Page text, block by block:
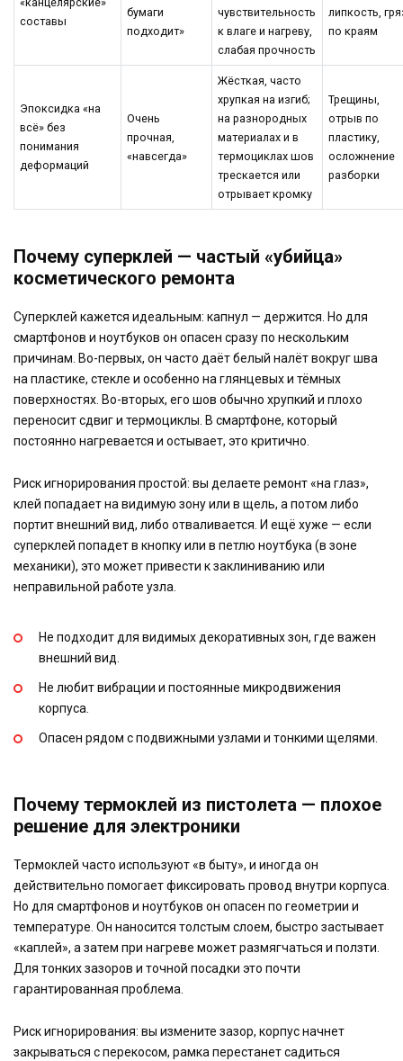
составы
бумаги
подходит»
чувствительность
к влаге и нагреву,
слабая прочность
липкость,
по краям
Эпоксидка «на
всё» без
понимания
деформаций
Очень
прочная,
«навсегда»
Жёсткая, часто
хрупкая на изгиб;
на разнородных
материалах и в
термоциклах шов
трескается или
отрывает кромку
Трещины,
отрыв по
пластику,
осложнение
разборки
Почему суперклей — частый «убийца»
косметического ремонта
Суперклей кажется идеальным: капнул — держится. Но для
смартфонов и ноутбуков он опасен сразу по нескольким
причинам. Во-первых, он часто даёт белый налёт вокруг шва
на пластике, стекле и особенно на глянцевых и тёмных
поверхностях. Во-вторых, его шов обычно хрупкий и плохо
переносит сдвиг и термоциклы. В смартфоне, который
постоянно нагревается и остывает, это критично.
Риск игнорирования простой: вы делаете ремонт «на глаз»,
клей попадает на видимую зону или в щель, а потом либо
портит внешний вид, либо отваливается. И ещё хуже — если
суперклей попадет в кнопку или в петлю ноутбука (в зоне
механики), это может привести к заклиниванию или
неправильной работе узла.
Не подходит для видимых декоративных зон, где важен
внешний вид.
Не любит вибрации и постоянные микродвижения
корпуса.
Опасен рядом с подвижными узлами и тонкими щелями.
Почему термоклей из пистолета — плохое
решение для электроники
Термоклей часто используют «в быту», и иногда он
действительно помогает фиксировать провод внутри корпуса.
Но для смартфонов и ноутбуков он опасен по геометрии и
температуре. Он наносится толстым слоем, быстро застывает
«каплей», а затем при нагреве может размягчаться и ползти.
Для тонких зазоров и точной посадки это почти
гарантированная проблема.
Риск игнорирования: вы измените зазор, корпус начнет
закрываться с перекосом, рамка перестанет садиться